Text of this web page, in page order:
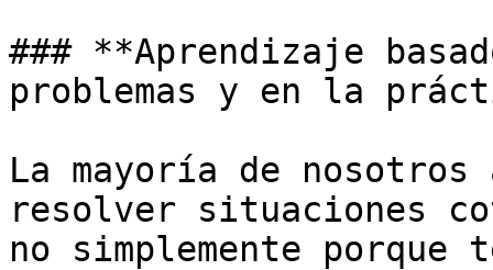
### **Aprendizaje
problemas y en la
La mayoría de nosotros
resolver situaciones
no simplemente porque